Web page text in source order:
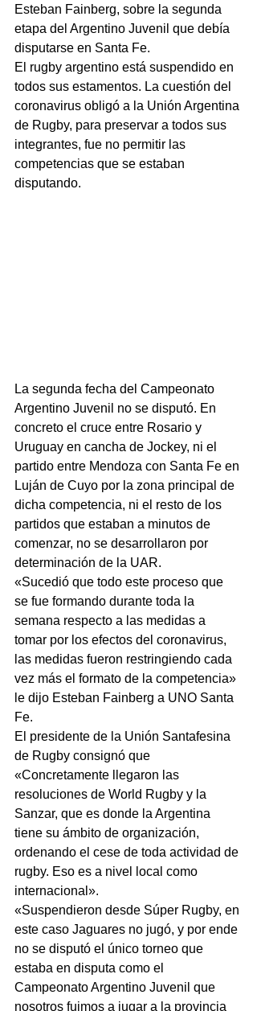
Esteban Fainberg, sobre la segunda
etapa del Argentino Juvenil que debía
disputarse en Santa Fe.
El rugby argentino está suspendido en
todos sus estamentos. La cuestión del
coronavirus obligó a la Unión Argentina
de Rugby, para preservar a todos sus
integrantes, fue no permitir las
competencias que se estaban
disputando.
La segunda fecha del Campeonato
Argentino Juvenil no se disputó. En
concreto el cruce entre Rosario y
Uruguay en cancha de Jockey, ni el
partido entre Mendoza con Santa Fe en
Luján de Cuyo por la zona principal de
dicha competencia, ni el resto de los
partidos que estaban a minutos de
comenzar, no se desarrollaron por
determinación de la UAR.
«Sucedió que todo este proceso que
se fue formando durante toda la
semana respecto a las medidas a
tomar por los efectos del coronavirus,
las medidas fueron restringiendo cada
vez más el formato de la competencia»
le dijo Esteban Fainberg a UNO Santa
Fe.
El presidente de la Unión Santafesina
de Rugby consignó que
«Concretamente llegaron las
resoluciones de World Rugby y la
Sanzar, que es donde la Argentina
tiene su ámbito de organización,
ordenando el cese de toda actividad de
rugby. Eso es a nivel local como
internacional».
«Suspendieron desde Súper Rugby, en
este caso Jaguares no jugó, y por ende
no se disputó el único torneo que
estaba en disputa como el
Campeonato Argentino Juvenil que
nosotros fuimos a jugar a la provincia